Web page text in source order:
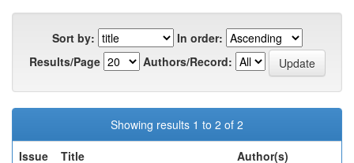
Sort by:
In order:
Results/Page
Authors/Record:
Showing results 1 to 2 of 2
Issue
Title Author(s)